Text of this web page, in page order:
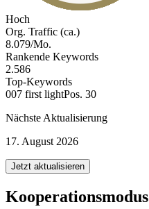
Hoch
Org. Traffic (ca.)
8.079/Mo.
Rankende Keywords
2.586
Top-Keywords
007 first lightPos. 30
Nächste Aktualisierung
17. August 2026
Jetzt aktualisieren
Kooperationsmodus